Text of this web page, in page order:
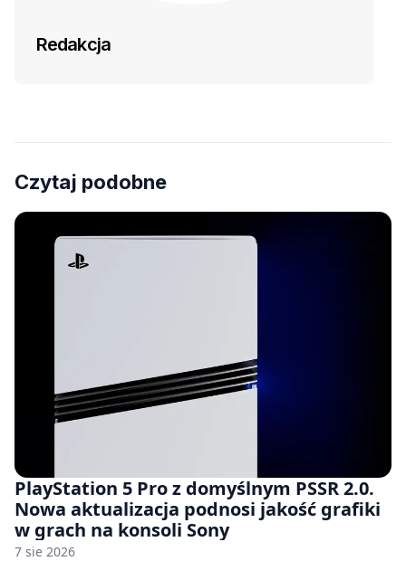
Redakcja
Czytaj podobne
PlayStation 5 Pro z domyślnym PSSR 2.0.
Nowa aktualizacja podnosi jakość grafiki
w grach na konsoli Sony
7 sie 2026